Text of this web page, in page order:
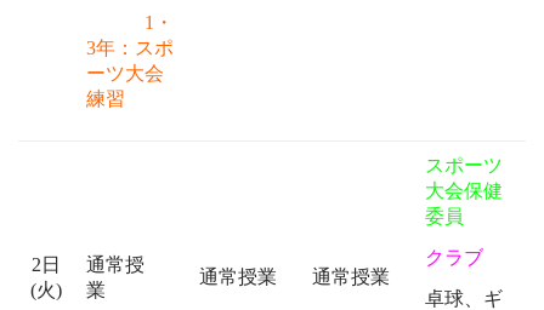
1・
3年：スポ
ーツ大会
練習
2日
(火)
通常授
業
通常授業 通常授業
スポーツ
大会保健
委員
クラブ
卓球、ギ